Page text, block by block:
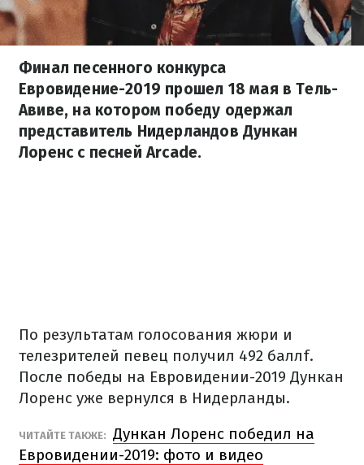
Финал песенного конкурса
Евровидение-2019 прошел 18 мая в Тель-
Авиве, на котором победу одержал
представитель Нидерландов Дункан
Лоренс с песней Arcade.
По результатам голосования жюри и
телезрителей певец получил 492 баллf.
После победы на Евровидении-2019 Дункан
Лоренс уже вернулся в Нидерланды.
ЧИТАЙТЕ ТАКЖЕ: Дункан Лоренс победил на
Евровидении-2019: фото и видео